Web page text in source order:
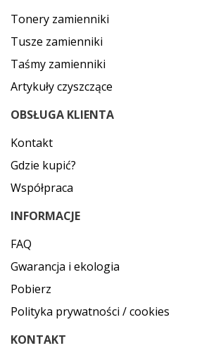
Tonery zamienniki
Tusze zamienniki
Taśmy zamienniki
Artykuły czyszczące
OBSŁUGA KLIENTA
Kontakt
Gdzie kupić?
Współpraca
INFORMACJE
FAQ
Gwarancja i ekologia
Pobierz
Polityka prywatności / cookies
KONTAKT